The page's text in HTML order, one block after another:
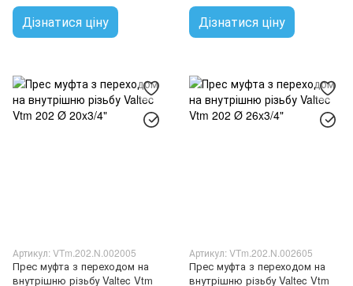
Дізнатися ціну Дізнатися ціну
Артикул: VTm.202.N.002005
Прес муфта з переходом на
внутрішню різьбу Valtec Vtm
Артикул: VTm.202.N.002605
Прес муфта з переходом на
внутрішню різьбу Valtec Vtm